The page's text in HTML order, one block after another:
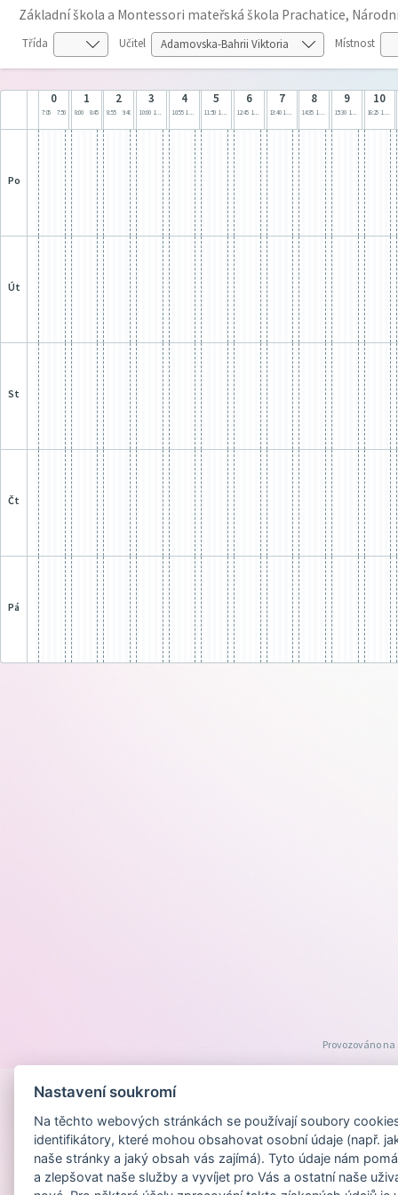
Základní škola a Montessori mateřská škola Prachatice,
Třída Učitel Místnost
0
7:05 7:50
1
8:00 8:45
2
8:55 9:40
3
10:00 10:45
4
10:55 11:40
5
11:50 12:35
6
12:45 13:30
7
13:40 14:25
8
14:35 15:20
9
15:30 16:15
10
16:25 17:10
po
út
st
čt
pá
Provozováno
Nastavení soukromí
Na těchto webových stránkách se používají soubory
identifikátory, které mohou obsahovat osobní údaje (např.
naše stránky a jaký obsah vás zajímá). Tyto údaje nám
a zlepšovat naše služby a vyvíjet pro Vás a ostatní naše